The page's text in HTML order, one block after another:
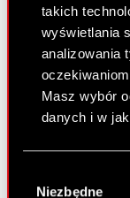
takich
wyświetlania
analizowania
Masz wybór
danych i w
zgody
Niezbędne
ust. 1 pkt 2
i okresowe
Warszawie
projekty…
PDF ESPI